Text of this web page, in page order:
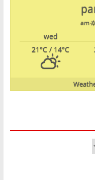
wed
21°C / 14°C